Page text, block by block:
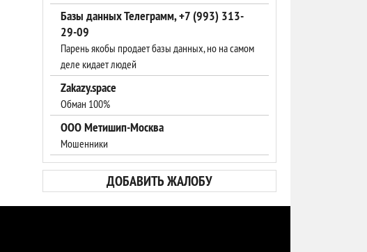
Базы данных Телеграмм, +7 (993) 313-
29-09
Парень якобы продает базы данных, но на самом
деле кидает людей
Zakazy.space
Обман 100%
ООО Метишип-Москва
Мошенники
ДОБАВИТЬ ЖАЛОБУ